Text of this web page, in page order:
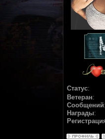
Статус:
Ветеран:
Сообщений:
Награды: